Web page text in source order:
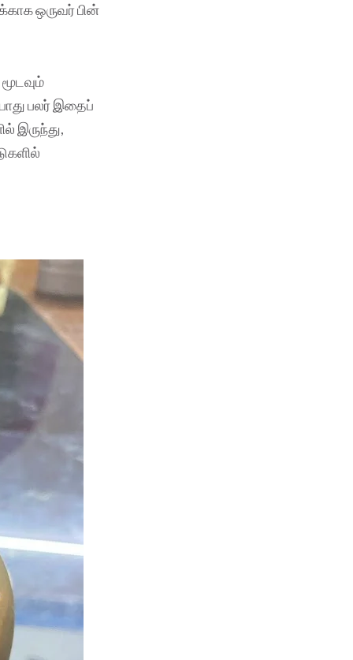
ஒருவர் பின்
பலர் இதைப்
இருந்து,